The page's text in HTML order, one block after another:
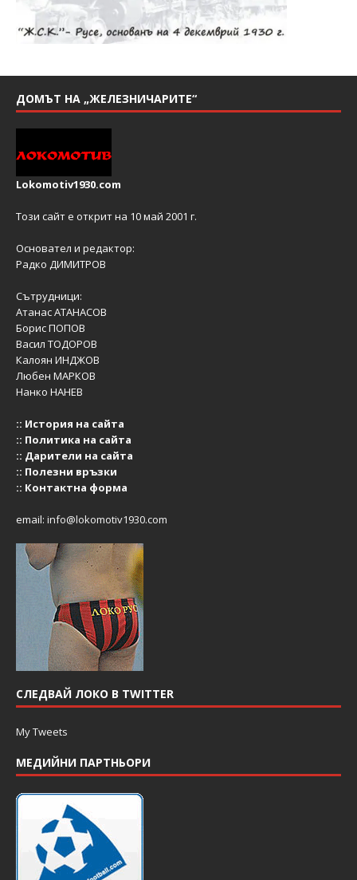
ДОМЪТ НА „ЖЕЛЕЗНИЧАРИТЕ“
Lokomotiv1930.com
Този сайт е открит на 10 май 2001 г.
Основател и редактор:
Радко ДИМИТРОВ
Сътрудници:
Атанас АТАНАСОВ
Борис ПОПОВ
Васил ТОДОРОВ
Калоян ИНДЖОВ
Любен МАРКОВ
Нанко НАНЕВ
:: История на сайта
:: Политика на сайта
:: Дарители на сайта
:: Полезни връзки
:: Контактна форма
email: info@lokomotiv1930.com
СЛЕДВАЙ ЛОКО В TWITTER
My Tweets
МЕДИЙНИ ПАРТНЬОРИ